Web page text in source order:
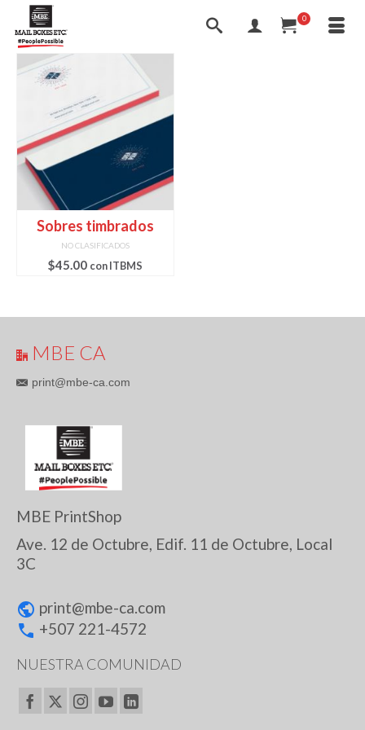
0
Sobres timbrados
NO CLASIFICADOS
$45.00 con ITBMS
MBE CA
print@mbe-ca.com
MBE PrintShop
Ave. 12 de Octubre, Edif. 11 de Octubre, Local
3C
print@mbe-ca.com
+507 221-4572
NUESTRA COMUNIDAD